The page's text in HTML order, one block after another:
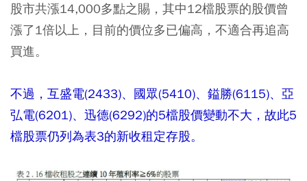
股市共漲14,000多點之賜，其中12檔股票的股價曾
漲了1倍以上，目前的價位多已偏高，不適合再追高
買進。
不過，互盛電(2433)、國眾(5410)、鎰勝(6115)、亞
弘電(6201)、迅德(6292)的5檔股價變動不大，故此5
檔股票仍列為表3的新收租定存股。